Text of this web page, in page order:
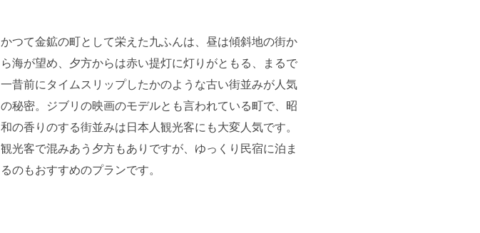
かつて金鉱の町として栄えた九ふんは、昼は傾斜地の街か
ら海が望め、夕方からは赤い提灯に灯りがともる、まるで
一昔前にタイムスリップしたかのような古い街並みが人気
の秘密。ジブリの映画のモデルとも言われている町で、昭
和の香りのする街並みは日本人観光客にも大変人気です。
観光客で混みあう夕方もありですが、ゆっくり民宿に泊ま
るのもおすすめのプランです。